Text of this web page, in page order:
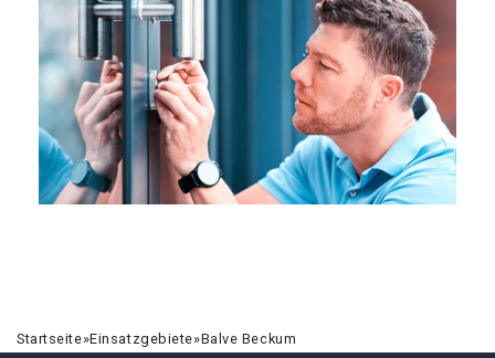
Startseite»Einsatzgebiete»Balve Beckum